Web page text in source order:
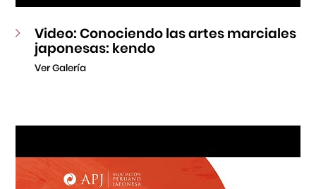
Video: Conociendo las artes marciales
japonesas: kendo
Ver Galería